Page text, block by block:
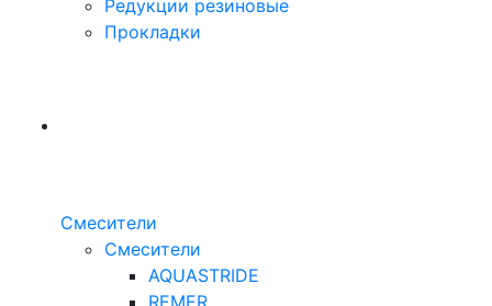
Редукции резиновые
Прокладки
Смесители
Смесители
AQUASTRIDE
REMER